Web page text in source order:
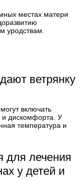
местах матери
уродствам.
ветрянку
включать
и дискомфорта. У
температура и
для лечения
у детей и